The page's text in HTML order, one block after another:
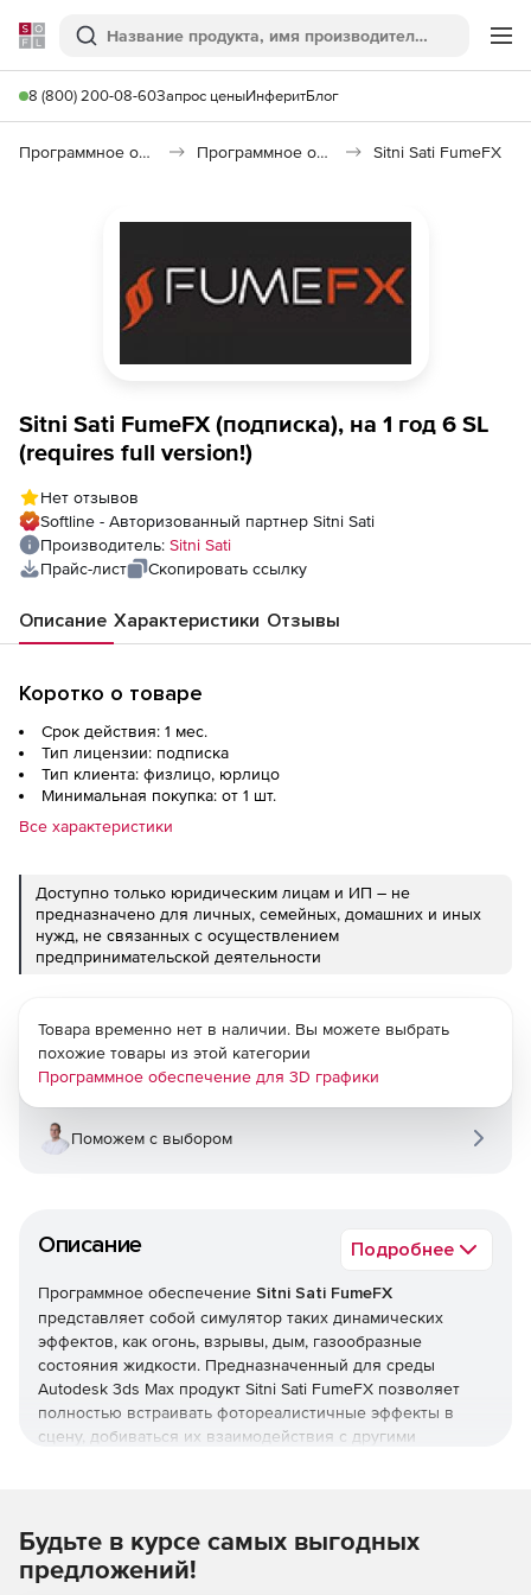
Softline
Поиск
8 (800) 200-08-60Запрос ценыИнферитБлог
Программное обеспечение для графики и дизайна Программное обеспечение для 3D графики Sitni Sati FumeFX
Sitni Sati FumeFX (подписка), на 1 год 6 SL
(requires full version!)
Нет отзывов
Softline - Авторизованный партнер Sitni Sati
Производитель: Sitni Sati
Прайс-лист
Скопировать ссылку
Описание Характеристики Отзывы
Коротко о товаре
Срок действия: 1 мес.
Тип лицензии: подписка
Тип клиента: физлицо, юрлицо
Минимальная покупка: от 1 шт.
Все характеристики
Доступно только юридическим лицам и ИП – не
предназначено для личных, семейных, домашних и иных
нужд, не связанных с осуществлением
предпринимательской деятельности
Описание Подробнее
Программное обеспечение Sitni Sati FumeFX
представляет собой симулятор таких динамических
эффектов, как огонь, взрывы, дым, газообразные
состояния жидкости. Предназначенный для среды
Autodesk 3ds Max продукт Sitni Sati FumeFX позволяет
полностью встраивать фотореалистичные эффекты в
сцену, добиваться их взаимодействия с другими
решением для всех индустрий, профессионально
занимающихся компьютерной графикой.
Товара временно нет в наличии. Вы можете выбрать
похожие товары из этой категории
Программное обеспечение для 3D графики
Поможем с выбором
Будьте в курсе самых выгодных
предложений!